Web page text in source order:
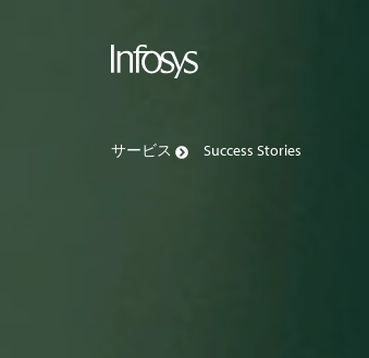
サービス Success Stories